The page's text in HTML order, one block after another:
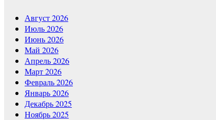
Август 2026
Июль 2026
Июнь 2026
Май 2026
Апрель 2026
Март 2026
Февраль 2026
Январь 2026
Декабрь 2025
Ноябрь 2025